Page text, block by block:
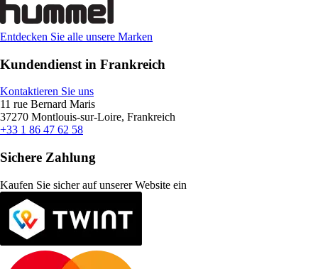
Entdecken Sie alle unsere Marken
Kundendienst in Frankreich
Kontaktieren Sie uns
11 rue Bernard Maris
37270 Montlouis-sur-Loire, Frankreich
+33 1 86 47 62 58
Sichere Zahlung
Kaufen Sie sicher auf unserer Website ein